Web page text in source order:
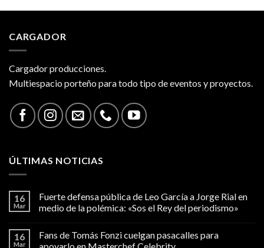
CARGADOR
Cargador producciones.
Multiespacio porteño para todo tipo de eventos y proyectos.
ÚLTIMAS NOTICIAS
16
Mar
Fuerte defensa pública de Leo García a Jorge Rial en
medio de la polémica: «Sos el Rey del periodismo»
16
Mar
Fans de Tomás Fonzi cuelgan pasacalles para